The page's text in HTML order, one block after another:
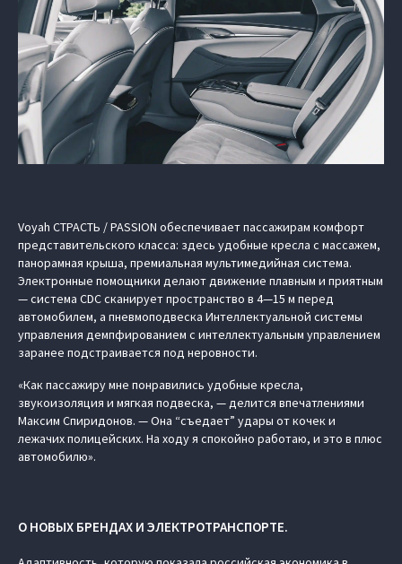
Voyah СТРАСТЬ / PASSION обеспечивает пассажирам комфорт
представительского класса: здесь удобные кресла с массажем,
панорамная крыша, премиальная мультимедийная система.
Электронные помощники делают движение плавным и приятным
— система CDC сканирует пространство в 4—15 м перед
автомобилем, а пневмоподвеска Интеллектуальной системы
управления демпфированием с интеллектуальным управлением
заранее подстраивается под неровности.
«Как пассажиру мне понравились удобные кресла,
звукоизоляция и мягкая подвеска, — делится впечатлениями
Максим Спиридонов. — Она “съедает” удары от кочек и
лежачих полицейских. На ходу я спокойно работаю, и это в плюс
автомобилю».
О НОВЫХ БРЕНДАХ И ЭЛЕКТРОТРАНСПОРТЕ.